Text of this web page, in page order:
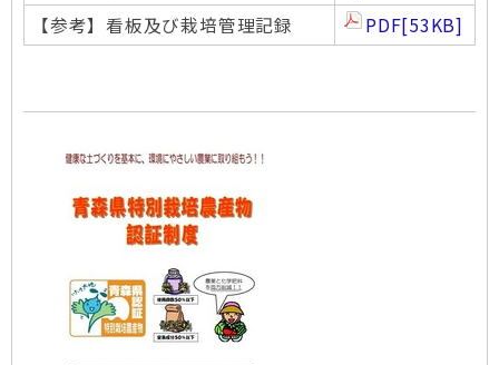
【参考】看板及び栽培管理記録
PDF[53KB]